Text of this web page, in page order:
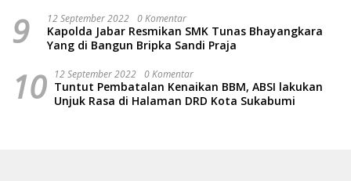
9 12 September 2022 0 Komentar
Kapolda Jabar Resmikan SMK Tunas Bhayangkara
Yang di Bangun Bripka Sandi Praja
10 12 September 2022 0 Komentar
Tuntut Pembatalan Kenaikan BBM, ABSI lakukan
Unjuk Rasa di Halaman DRD Kota Sukabumi